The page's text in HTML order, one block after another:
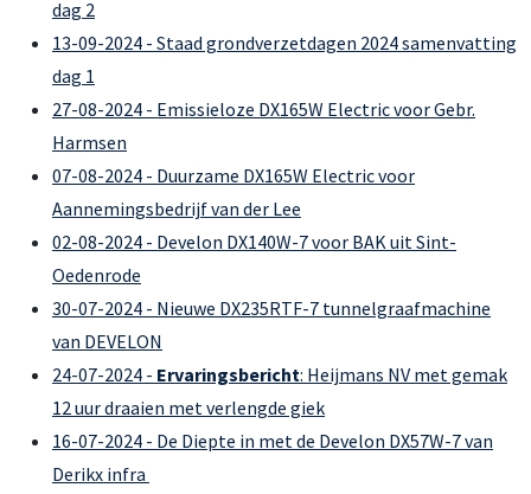
dag 2
13-09-2024 - Staad grondverzetdagen 2024 samenvatting
dag 1
27-08-2024 - Emissieloze DX165W Electric voor Gebr.
Harmsen
07-08-2024 - Duurzame DX165W Electric voor
Aannemingsbedrijf van der Lee
02-08-2024 - Develon DX140W-7 voor BAK uit Sint-
Oedenrode
30-07-2024 - Nieuwe DX235RTF-7 tunnelgraafmachine
van DEVELON
24-07-2024 - Ervaringsbericht: Heijmans NV met gemak
12 uur draaien met verlengde giek
16-07-2024 - De Diepte in met de Develon DX57W-7 van
Derikx infra